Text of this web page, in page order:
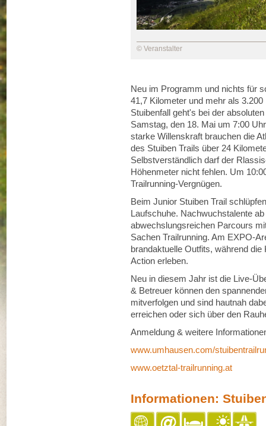
© Veranstalter
Neu im Programm und nichts für
41,7 Kilometer und mehr als
Stuibenfall geht's bei der
Samstag, den 18. Mai um 7:00
starke Willenskraft brauchen die
des Stuiben Trails über 24
Selbstverständlich darf der
Höhenmeter nicht fehlen. Um
Trailrunning-Vergnügen.
Beim Junior Stuiben Trail
Laufschuhe. Nachwuchstalente
abwechslungsreichen Parcours
Sachen Trailrunning. Am EXPO-
brandaktuelle Outfits, während
Action erleben.
Neu in diesem Jahr ist die Live-
& Betreuer können den
mitverfolgen und sind hautnah
erreichen oder sich über den
Anmeldung & weitere
www.umhausen.com/
www.oetztal-trailrunning.at
Informationen: